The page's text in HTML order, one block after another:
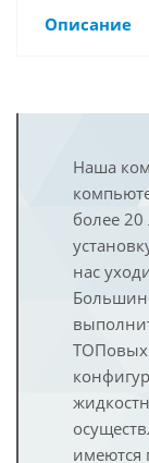
Описание
Наша
более 20
нас
ТОПовых
имеются